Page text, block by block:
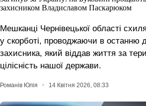
захисником Владиславом Паскарюком
Мешканці Чернівецької області
у скорботі, проводжаючи в останню
захисника, який віддав життя за
цілісність нашої держави.
Романів Юлія 14 Квітня 2026, 08:33